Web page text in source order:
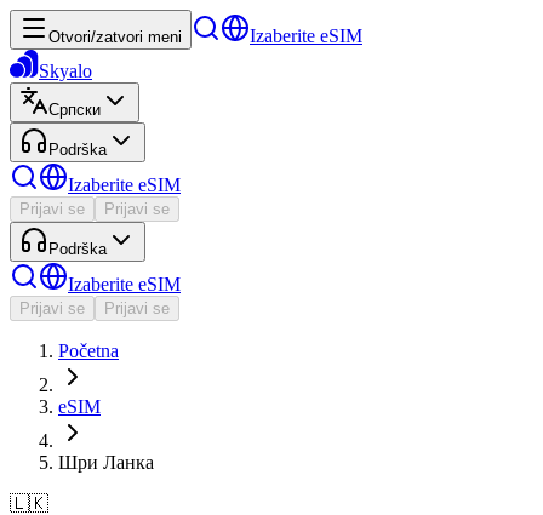
Otvori/zatvori meni
Izaberite eSIM
Skyalo
Српски
Podrška
Izaberite eSIM
Prijavi se Prijavi se
Podrška
Izaberite eSIM
Prijavi se Prijavi se
Početna
eSIM
Шри Ланка
🇱🇰